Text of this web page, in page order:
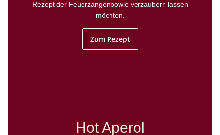
Rezept der Feuerzangenbowle verzaubern lassen
möchten.
Zum Rezept
Hot Aperol